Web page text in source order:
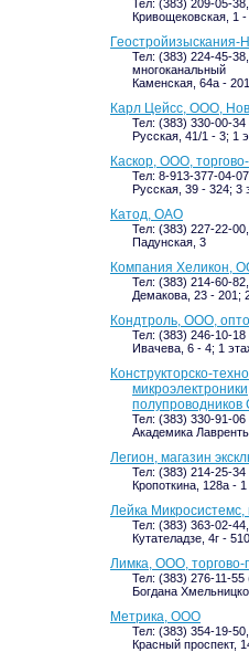
Тел: (383) 209-05-
Кривощековская, 1
Тел: (383) 224-45-
многоканальный
Каменская, 64а -
Карл Цейсс, ООО,
Тел: (383) 330-00-
Русская, 41/1 - 3; 1
Каскор, ООО,
Тел: 8-913-377-04-07
Русская, 39 - 324; 3
Катод, ОАО
Тел: (383) 227-22-
Падунская, 3
Компания Хеликон,
Тел: (383) 214-60-
Демакова, 23 - 201;
Кондтроль, ООО,
Тел: (383) 246-10-
Ивачева, 6 - 4; 1
Конструкторско-
Тел: (383) 330-91-
Академика
Легион, магазин
Тел: (383) 214-25-34
Кропоткина, 128а -
Лейка Микросистемс,
Тел: (383) 363-02-
Кутателадзе, 4г -
Лимка, ООО, торгово-
Тел: (383) 276-11-
Богдана
Метрика, ООО
Тел: (383) 354-19-
Красный проспект,